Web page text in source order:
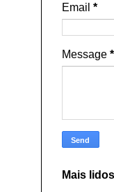
Email *
Message *
Mais lidos